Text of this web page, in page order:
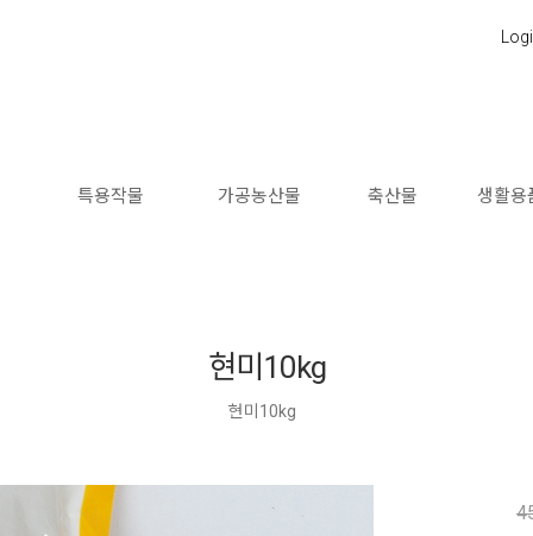
특용작물 가공농산물 축산물 생활용
현미10kg
현미10kg